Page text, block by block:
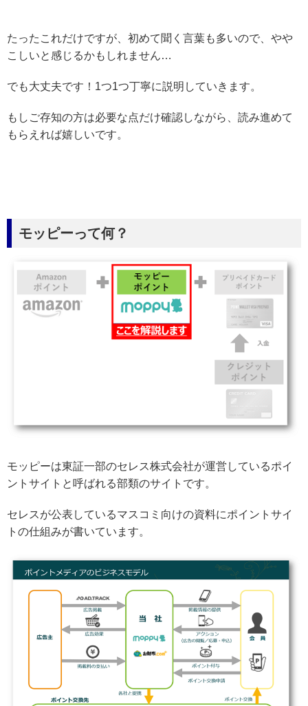
たったこれだけですが、初めて聞く言葉も多いので、やや
こしいと感じるかもしれません…
でも大丈夫です！1つ1つ丁寧に説明していきます。
もしご存知の方は必要な点だけ確認しながら、読み進めて
もらえれば嬉しいです。
モッピーって何？
モッピーは東証一部のセレス株式会社が運営しているポイ
ントサイトと呼ばれる部類のサイトです。
セレスが公表しているマスコミ向けの資料にポイントサイ
トの仕組みが書いています。